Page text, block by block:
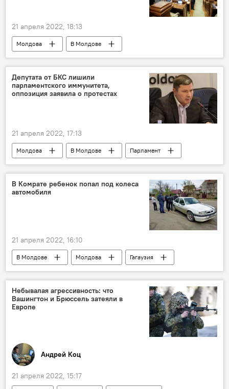
21 апреля 2022, 18:13
Молдова
В Молдове
чрезвычайное положение
Депутата от БКС лишили
парламентского иммунитета,
оппозиция заявила о протестах
21 апреля 2022, 17:13
Молдова В Молдове Парламент
В Комрате ребенок попал под колеса
автомобиля
21 апреля 2022, 16:10
В Молдове Молдова
Гагаузия
Комрат
авария
Небывалая агрессивность: что
Вашингтон и Брюссель затеяли в
Европе
Андрей Коц
21 апреля 2022, 15:17